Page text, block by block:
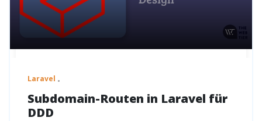
Laravel
Subdomain-Routen in Laravel für
DDD